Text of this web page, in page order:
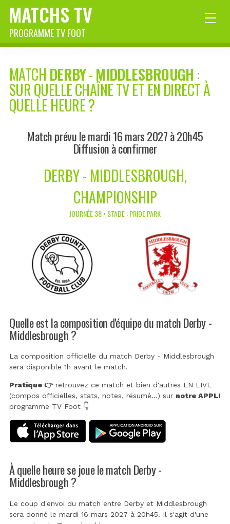
MATCHS TV
PROGRAMME TV FOOT
MATCH DERBY-MIDDLESBROUGH :
SUR QUELLE CHAÎNE TV ET EN DIRECT À
QUELLE HEURE ?
Match prévu le mardi 16 mars 2027 à 20h45
Diffusion à confirmer
DERBY - MIDDLESBROUGH,
CHAMPIONSHIP
JOURNÉE 38 • STADE : PRIDE PARK
Quelle est la composition d'équipe du match Derby -
Middlesbrough ?
La composition officielle du match Derby - Middlesbrough
sera disponible 1h avant le match.
Pratique 👉retrouvez ce match et bien d'autres EN LIVE
(compos officielles, stats, notes, résumé...) sur notre APPLI
programme TV Foot 👇
À quelle heure se joue le match Derby -
Middlesbrough ?
Le coup d'envoi du match entre Derby et Middlesbrough
sera donné le mardi 16 mars 2027 à 20h45. Il s'agit d'une